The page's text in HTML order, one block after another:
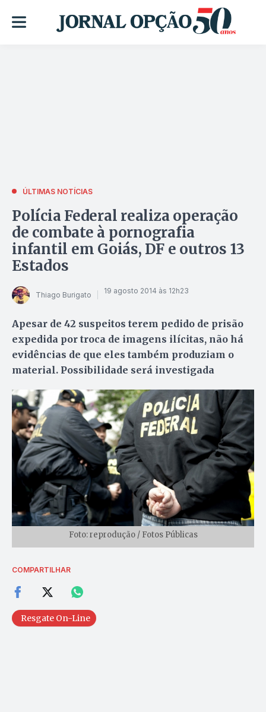
ÚLTIMAS NOTÍCIAS
Polícia Federal realiza operação
de combate à pornografia
infantil em Goiás, DF e outros 13
Estados
Thiago Burigato 19 agosto 2014 às 12h23
Apesar de 42 suspeitos terem pedido de prisão
expedida por troca de imagens ilícitas, não há
evidências de que eles também produziam o
material. Possibilidade será investigada
Foto: reprodução / Fotos Públicas
COMPARTILHAR
Resgate On-Line